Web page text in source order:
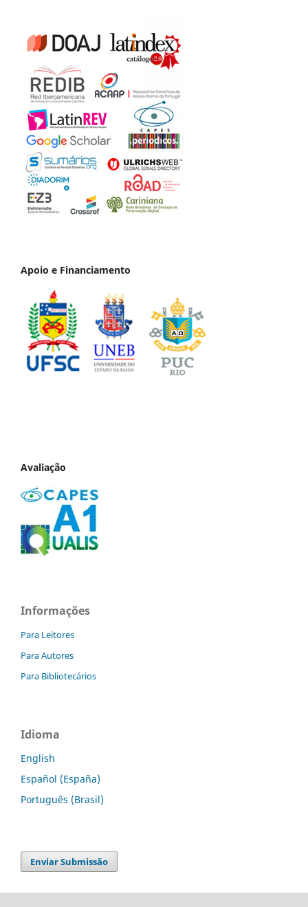
Apoio e Financiamento
Avaliação
Informações
Para Leitores
Para Autores
Para Bibliotecários
Idioma
English
Español (España)
Português (Brasil)
Enviar Submissão